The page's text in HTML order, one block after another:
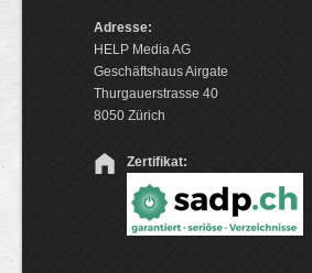
Adresse:
HELP Media AG
Geschäftshaus Airgate
Thurgauerstrasse 40
8050 Zürich
Zertifikat: